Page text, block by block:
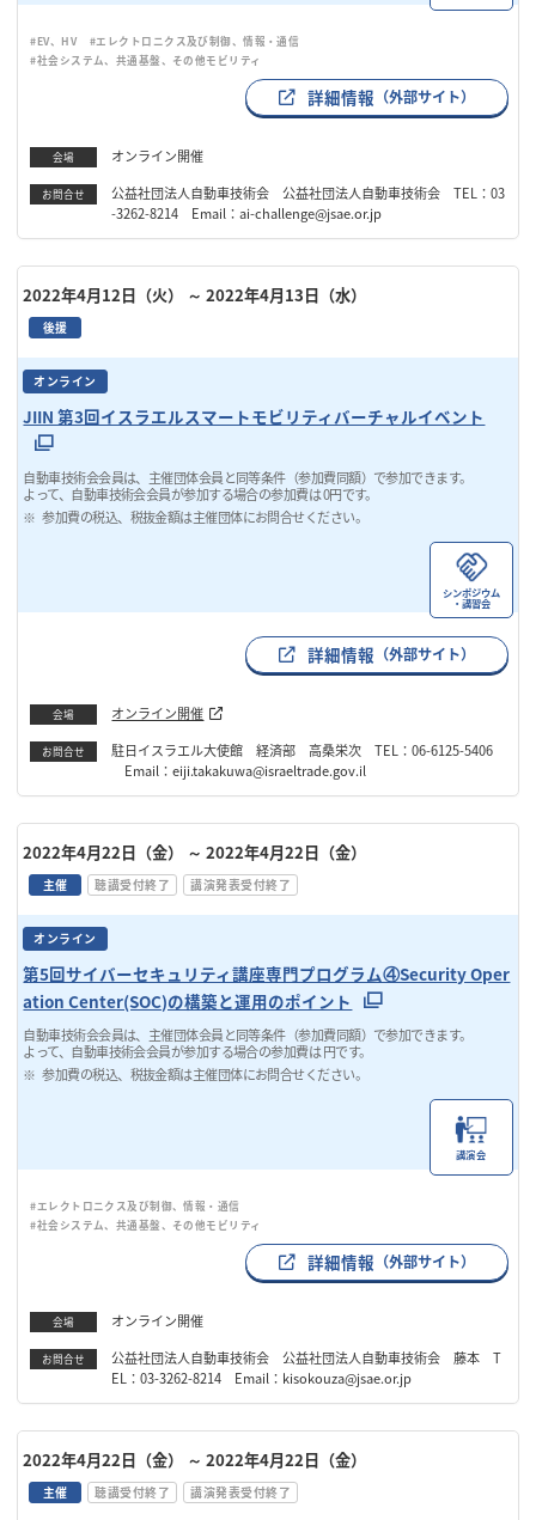
#EV、HV
#エレクトロニクス及び制御、情報・通信
#社会システム、共通基盤、その他モビリティ
詳細情報 （外部サイト）
会場 オンライン開催
お問合せ
公益社団法人自動車技術会 公益社団法人自動車技術会 TEL：03
-3262-8214 Email：ai-challenge@jsae.or.jp
2022年4月12日（火） ～ 2022年4月13日（水）
後援
オンライン
JIIN 第3回イスラエルスマートモビリティバーチャルイベント
自動車技術会会員は、主催団体会員と同等条件（参加費同額）で参加できます。
よって、自動車技術会会員が参加する場合の参加費は 0円です。
参加費の税込、税抜金額は主催団体にお問合せください。
シンポジウム
・講習会
詳細情報 （外部サイト）
会場 オンライン開催
お問合せ
駐日イスラエル大使館 経済部 高桑栄次 TEL：06-6125-5406
Email：eiji.takakuwa@israeltrade.gov.il
2022年4月22日（金） ～ 2022年4月22日（金）
主催 聴講受付終了 講演発表受付終了
オンライン
第5回サイバーセキュリティ講座専門プログラム④Security Oper
ation Center(SOC)の構築と運用のポイント
自動車技術会会員は、主催団体会員と同等条件（参加費同額）で参加できます。
よって、自動車技術会会員が参加する場合の参加費は 円です。
参加費の税込、税抜金額は主催団体にお問合せください。
講演会
#エレクトロニクス及び制御、情報・通信
#社会システム、共通基盤、その他モビリティ
詳細情報 （外部サイト）
会場 オンライン開催
お問合せ
公益社団法人自動車技術会 公益社団法人自動車技術会 藤本 T
EL：03-3262-8214 Email：kisokouza@jsae.or.jp
2022年4月22日（金） ～ 2022年4月22日（金）
主催 聴講受付終了 講演発表受付終了